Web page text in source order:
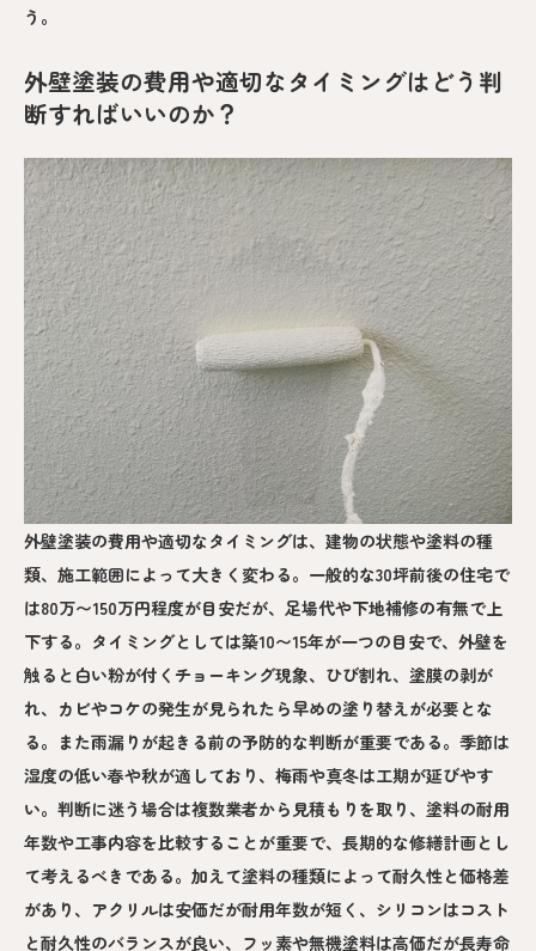
う。
外壁塗装の費用や適切なタイミングはどう判
断すればいいのか？
外壁塗装の費用や適切なタイミングは、建物の状態や塗料の種
類、施工範囲によって大きく変わる。一般的な30坪前後の住宅で
は80万〜150万円程度が目安だが、足場代や下地補修の有無で上
下する。タイミングとしては築10〜15年が一つの目安で、外壁を
触ると白い粉が付くチョーキング現象、ひび割れ、塗膜の剥が
れ、カビやコケの発生が見られたら早めの塗り替えが必要とな
る。また雨漏りが起きる前の予防的な判断が重要である。季節は
湿度の低い春や秋が適しており、梅雨や真冬は工期が延びやす
い。判断に迷う場合は複数業者から見積もりを取り、塗料の耐用
年数や工事内容を比較することが重要で、長期的な修繕計画とし
て考えるべきである。加えて塗料の種類によって耐久性と価格差
があり、アクリルは安価だが耐用年数が短く、シリコンはコスト
と耐久性のバランスが良い、フッ素や無機塗料は高価だが長寿命